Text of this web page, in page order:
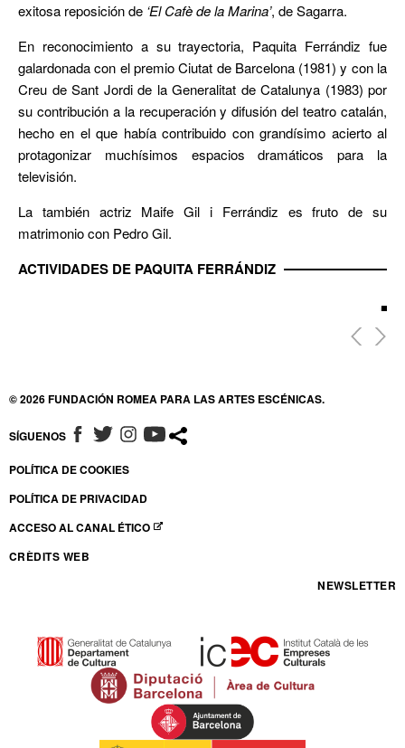
exitosa reposición de ‘El Cafè de la Marina’, de Sagarra.
En reconocimiento a su trayectoria, Paquita Ferrándiz fue
galardonada con el premio Ciutat de Barcelona (1981) y con la
Creu de Sant Jordi de la Generalitat de Catalunya (1983) por
su contribución a la recuperación y difusión del teatro catalán,
hecho en el que había contribuido con grandísimo acierto al
protagonizar muchísimos espacios dramáticos para la
televisión.
La también actriz Maife Gil i Ferrándiz es fruto de su
matrimonio con Pedro Gil.
ACTIVIDADES DE PAQUITA FERRÁNDIZ
© 2026 FUNDACIÓN ROMEA PARA LAS ARTES ESCÉNICAS.
SÍGUENOS ABRE EN NUEVA VENTANA
ABRE EN NUEVA VENTANA
ABRE EN NUEVA VENTANA
ABRE EN NUEVA VENTANA
POLÍTICA DE COOKIES
POLÍTICA DE PRIVACIDAD
ACCESO AL CANAL ÉTICO
ABRE EN NUEVA VENTANA
CRÈDITS WEB
NEWSLETTER